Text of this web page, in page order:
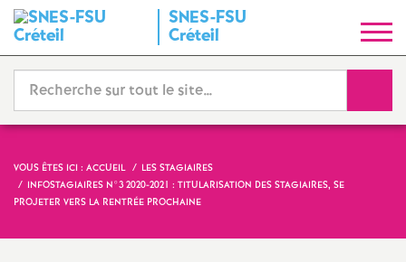
SNES-FSU
Créteil
y
n
d
VOUS ÊTES ICI : ACCUEIL
LES STAGIAIRES
INFOSTAGIAIRES N°3 2020-2021 : TITULARISATION DES STAGIAIRES, SE
PROJETER VERS LA RENTRÉE PROCHAINE